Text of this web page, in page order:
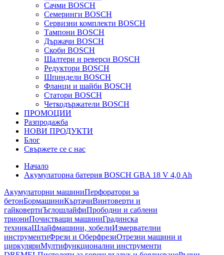
Сачми BOSCH
Семеринги BOSCH
Сервизни комплекти BOSCH
Тампони BOSCH
Държачи BOSCH
Скоби BOSCH
Шалтери и реверси BOSCH
Редуктори BOSCH
Шпиндели BOSCH
Фланци и шайби BOSCH
Статори BOSCH
Четкодържатели BOSCH
ПРОМОЦИИ
Разпродажба
НОВИ ПРОДУКТИ
Блог
Свържете се с нас
Начало
Акумулаторна батерия BOSCH GBA 18 V 4,0 Ah
Акумулаторни машиниПерфоратори за
бетонБормашиниКъртачиВинтоверти и
гайковертиЪглошлайфиПрободни и саблени
триониПочистващи машиниГрадинска
техникаШлайфмашини, хобелиИзмервателни
инструментиФрези и ОберфрезиОтрезни машини и
циркуляриМултифункционални инструменти